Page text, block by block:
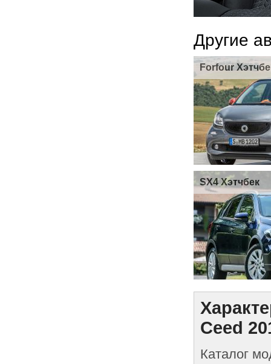
Другие
Forfour
SX4 Хэтчбек
Ceed
Каталог